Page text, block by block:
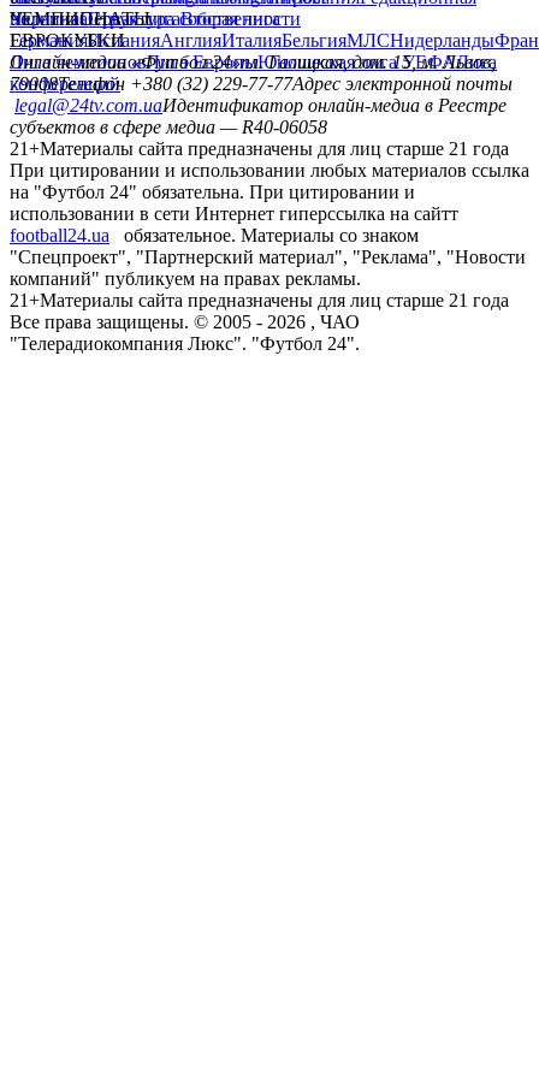
политикаСтруктура собственности
УкраинаПервая лигаВторая лига
ЧЕМПИОНАТЫ
ГерманияИспанияАнглияИталияБельгияМЛСНидерланды
ЕВРОКУБКИ
Лига чемпионовЛига ЕвропыЮношеская лига УЕФАЛига
конференций
Онлайн-медиа «Футбол 24»пл. Галицкая, дом. 15, м. Львов,
79008Телефон +380 (32) 229-77-77Адрес электронной почты
legal@24tv.com.uaИдентификатор онлайн-медиа в Реестре
субъектов в сфере медиа — R40-06058
21+Материалы сайта предназначены для лиц старше 21 года
При цитировании и использовании любых материалов ссылка
на "Футбол 24" обязательна. При цитировании и
использовании в сети Интернет гиперссылка на сайтт
football24.ua
обязательное. Материалы со знаком
"Спецпроект", "Партнерский материал", "Реклама", "Новости
компаний" публикуем на правах рекламы.
21+Материалы сайта предназначены для лиц старше 21 года
Все права защищены. © 2005 - 2026 , ЧАО
"Телерадиокомпания Люкс". "Футбол 24".